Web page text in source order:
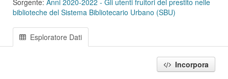
Sorgente: Anni 2020-2022 - Gli utenti fruitori del prestito nelle
biblioteche del Sistema Bibliotecario Urbano (SBU)
Esploratore Dati
Incorpora